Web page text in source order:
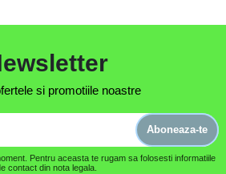
si promotiile noastre
Aboneaza-te
Pentru aceasta te rugam sa folosesti informatiile
contact din nota legala.